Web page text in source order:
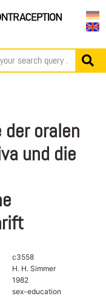
der oralen
und die
c3558
H. H. Simmer
1982
sex-education